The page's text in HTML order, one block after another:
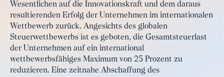
Wesentlichen auf die Innovationskraft und dem daraus
resultierenden Erfolg der Unternehmen im internationalen
Wettbewerb zurück. Angesichts des globalen
Steuerwettbewerbs ist es geboten, die Gesamtsteuerlast
der Unternehmen auf ein international
wettbewerbsfähiges Maximum von 25 Prozent zu
reduzieren. Eine zeitnahe Abschaffung des